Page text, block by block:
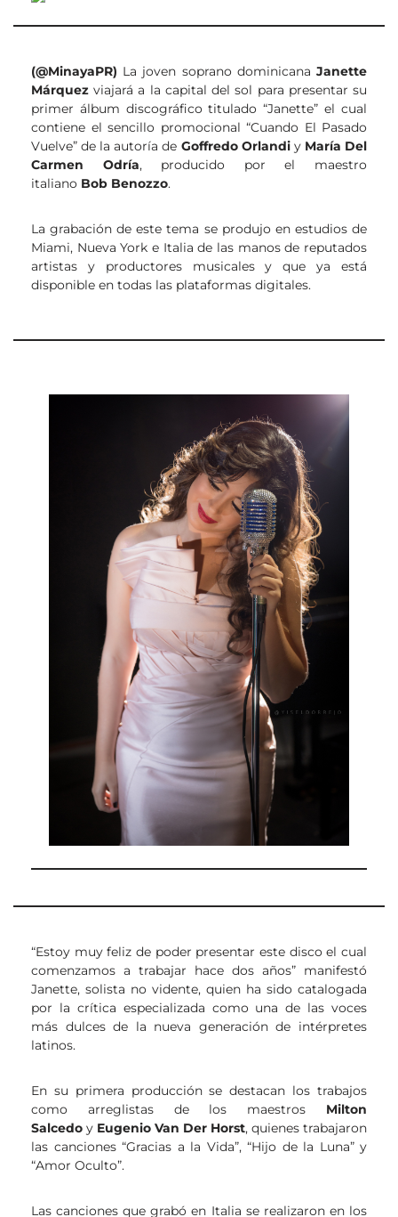
(@MinayaPR) La joven soprano dominicana Janette
Márquez viajará a la capital del sol para presentar su
primer álbum discográfico titulado “Janette” el cual
contiene el sencillo promocional “Cuando El Pasado
Vuelve” de la autoría de Goffredo Orlandiy María Del
Carmen Odría, producido por el maestro
italiano Bob Benozzo.
La grabación de este tema se produjo en estudios de
Miami, Nueva York e Italia de las manos de reputados
artistas y productores musicales y que ya está
disponible en todas las plataformas digitales.
“Estoy muy feliz de poder presentar este disco el cual
comenzamos a trabajar hace dos años” manifestó
Janette, solista no vidente, quien ha sido catalogada
por la crítica especializada como una de las voces
más dulces de la nueva generación de intérpretes
latinos.
En su primera producción se destacan los trabajos
como arreglistas de los maestros Milton
Salcedo y Eugenio Van Der Horst, quienes trabajaron
las canciones “Gracias a la Vida”, “Hijo de la Luna” y
“Amor Oculto”.
Las canciones que grabó en Italia se realizaron en los